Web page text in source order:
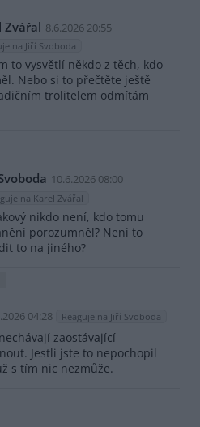
Zvářal 8.6.2026 20:55
na Jiří Svoboda
to vysvětlí někdo z těch, kdo
Nebo si to přečtěte ještě
trolitelem odmítám
10.6.2026 08:00
na Karel Zvářal
nikdo není, kdo tomu
porozumněl? Není to
to na jiného?
04:28 Reaguje na Jiří Svoboda
zaostávající
Jestli jste to nepochopil
s tím nic nezmůže.